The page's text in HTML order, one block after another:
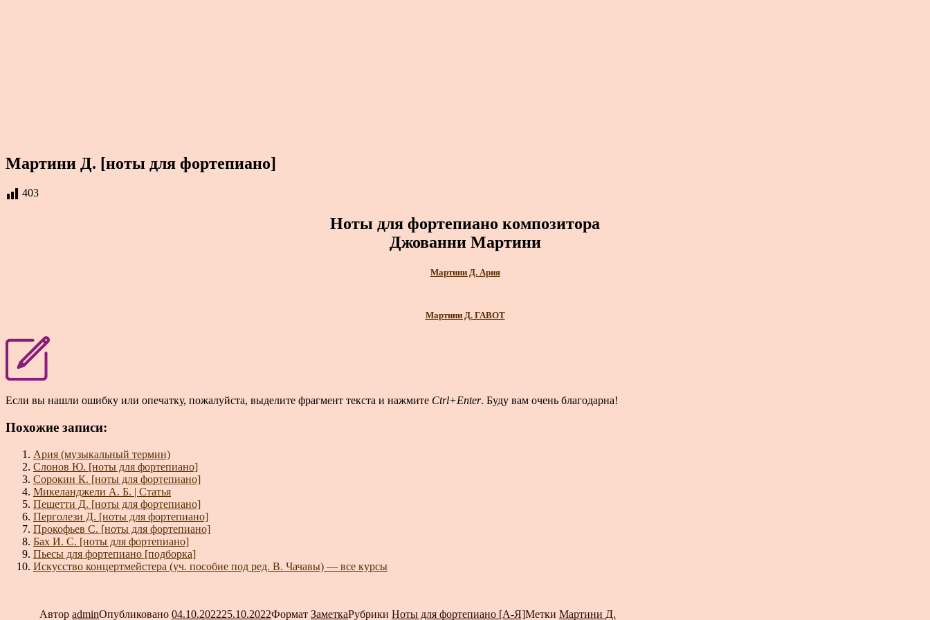
Мартини Д. [ноты для фортепиано]
403
Ноты для фортепиано композитора
Джованни Мартини
Мартини Д. Ария
Мартини Д. ГАВОТ
Если вы нашли ошибку или опечатку, пожалуйста, выделите фрагмент текста и нажмите Ctrl+Enter. Буду вам очень благодарна!
Похожие записи:
Ария (музыкальный термин)
Слонов Ю. [ноты для фортепиано]
Сорокин К. [ноты для фортепиано]
Микеланджели А. Б. | Статья
Пешетти Д. [ноты для фортепиано]
Перголези Д. [ноты для фортепиано]
Прокофьев С. [ноты для фортепиано]
Бах И. С. [ноты для фортепиано]
Пьесы для фортепиано [подборка]
Искусство концертмейстера (уч. пособие под ред. В. Чачавы) — все курсы
Автор adminОпубликовано 04.10.202225.10.2022Формат ЗаметкаРубрики Ноты для фортепиано [А-Я]Метки Мартини Д.